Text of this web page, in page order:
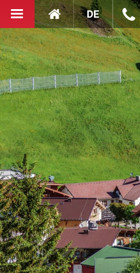
HAUPTNAVIGATION
DE